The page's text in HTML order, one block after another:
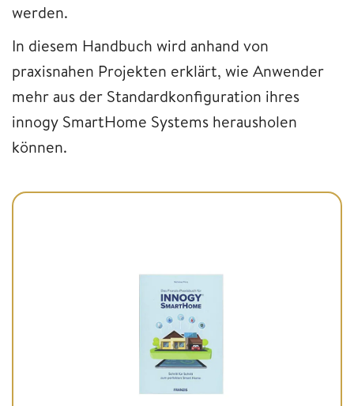
werden.
In diesem Handbuch wird anhand von
praxisnahen Projekten erklärt, wie Anwender
mehr aus der Standardkonfiguration ihres
innogy SmartHome Systems herausholen
können.